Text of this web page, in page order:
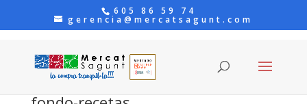
605 86 59 74
gerencia@mercatsagunt.com